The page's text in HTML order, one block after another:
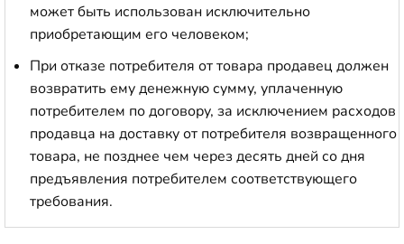
может быть использован исключительно
приобретающим его человеком;
При отказе потребителя от товара продавец должен
возвратить ему денежную сумму, уплаченную
потребителем по договору, за исключением расходов
продавца на доставку от потребителя возвращенного
товара, не позднее чем через десять дней со дня
предъявления потребителем соответствующего
требования.